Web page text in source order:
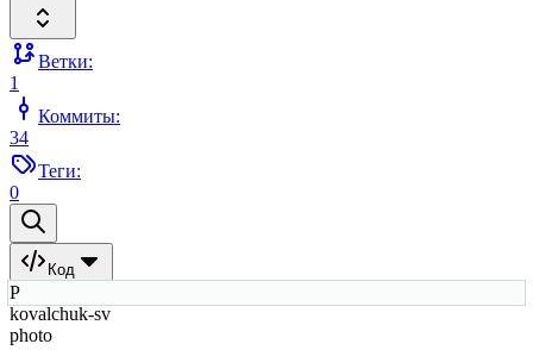
Ветки:
1
Коммиты:
34
Теги:
0
Код
P
kovalchuk-sv
photo